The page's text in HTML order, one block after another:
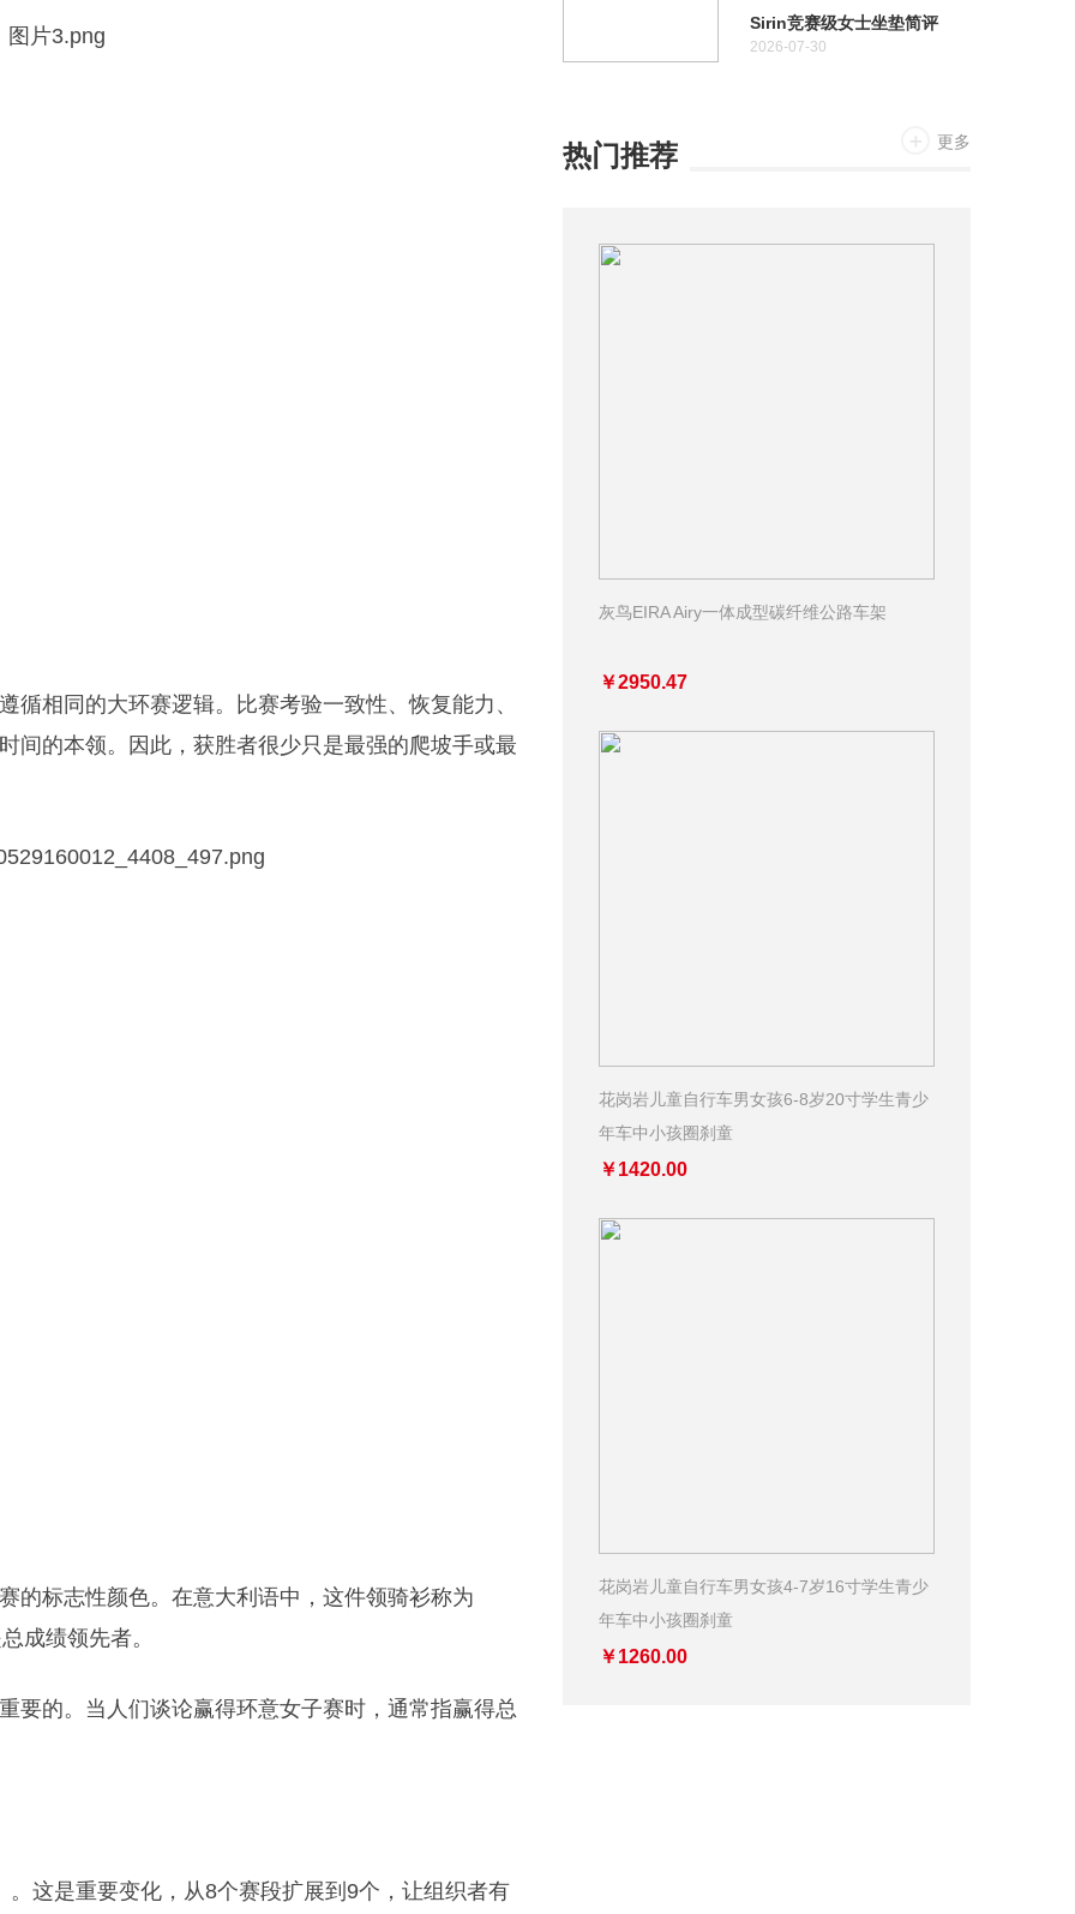
循相同的大环赛逻辑。比赛考验一致性、恢复能力、
间的本领。因此，获胜者很少只是最强的爬坡手或最
的标志性颜色。在意大利语中，这件领骑衫称为
成绩领先者。
要的。当人们谈论赢得环意女子赛时，通常指赢得总
这是重要变化，从8个赛段扩展到9个，让组织者有
Sirin竞赛级女士坐垫简评
2026-07-30
热门推荐 更多
灰鸟EIRA Airy一体成型碳纤维公路车架
￥2950.47
花岗岩儿童自行车男女孩6-8岁20寸学生青少
年车中小孩圈刹童
￥1420.00
花岗岩儿童自行车男女孩4-7岁16寸学生青少
年车中小孩圈刹童
￥1260.00